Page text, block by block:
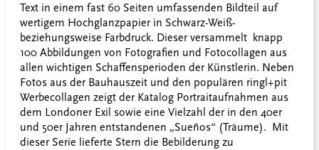
Text in einem fast 60 Seiten umfassenden Bildteil auf
wertigem Hochglanzpapier in Schwarz-Weiß-
beziehungsweise Farbdruck. Dieser versammelt knapp
100 Abbildungen von Fotografien und Fotocollagen aus
allen wichtigen Schaffensperioden der Künstlerin. Neben
Fotos aus der Bauhauszeit und den populären ringl+pit
Werbecollagen zeigt der Katalog Portraitaufnahmen aus
dem Londoner Exil sowie eine Vielzahl der in den 40er
und 50er Jahren entstandenen „Sueños“ (Träume). Mit
dieser Serie lieferte Stern die Bebilderung zu